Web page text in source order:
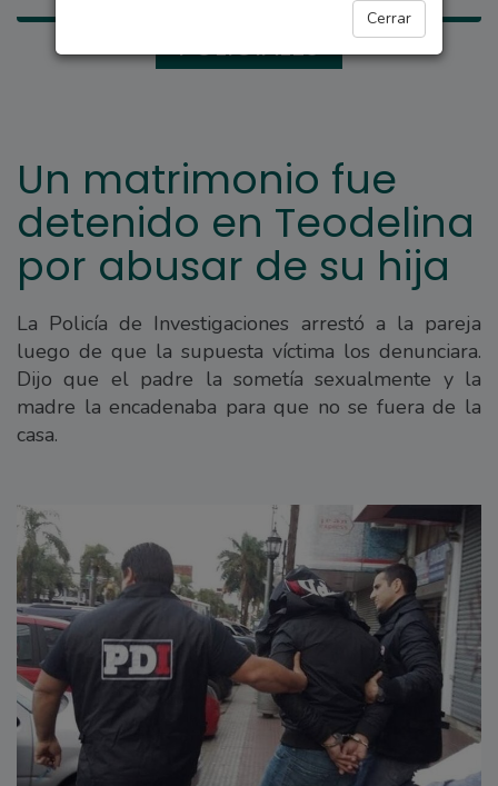
Cerrar
POLICIALES
Un matrimonio fue
detenido en Teodelina
por abusar de su hija
La Policía de Investigaciones arrestó a la pareja
luego de que la supuesta víctima los denunciara.
Dijo que el padre la sometía sexualmente y la
madre la encadenaba para que no se fuera de la
casa.